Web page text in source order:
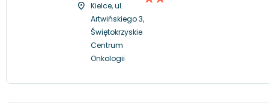
Kielce, ul.
Artwińskiego 3,
Świętokrzyskie
Centrum
Onkologii